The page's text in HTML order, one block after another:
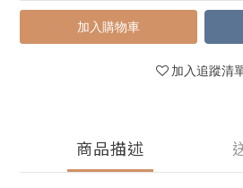
加入購物車
加入追蹤清
商品描述